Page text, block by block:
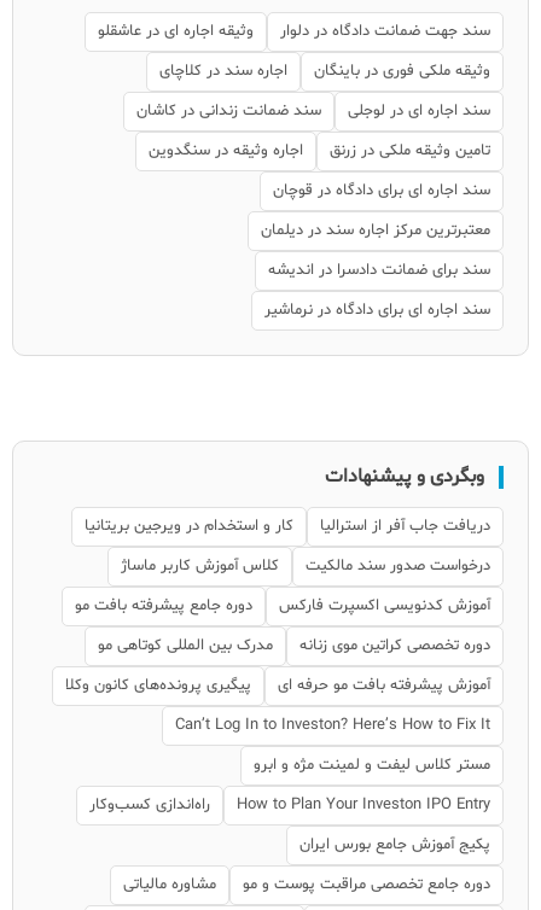
سند جهت ضمانت دادگاه در دلوار
وثیقه اجاره ای در عاشقلو
وثیقه ملکی فوری در باینگان
اجاره سند در کلاچای
سند اجاره ای در لوجلی
سند ضمانت زندانی در کاشان
تامین وثیقه ملکی در زرنق
اجاره وثیقه در سنگدوین
سند اجاره ای برای دادگاه در قوچان
معتبرترین مرکز اجاره سند در دیلمان
سند برای ضمانت دادسرا در اندیشه
سند اجاره ای برای دادگاه در نرماشیر
وبگردی و پیشنهادات
دریافت جاب آفر از استرالیا
کار و استخدام در ویرجین بریتانیا
درخواست صدور سند مالکیت
کلاس آموزش کاربر ماساژ
آموزش کدنویسی اکسپرت فارکس
دوره جامع پیشرفته بافت مو
دوره تخصصی کراتین موی زنانه
مدرک بین المللی کوتاهی مو
آموزش پیشرفته بافت مو حرفه ای
پیگیری پرونده‌های کانون وکلا
Can’t Log In to Investon? Here’s How to Fix It
مستر کلاس لیفت و لمینت مژه و ابرو
How to Plan Your Investon IPO Entry
راه‌اندازی کسب‌وکار
پکیج آموزش جامع بورس ایران
دوره جامع تخصصی مراقبت پوست و مو
مشاوره مالیاتی